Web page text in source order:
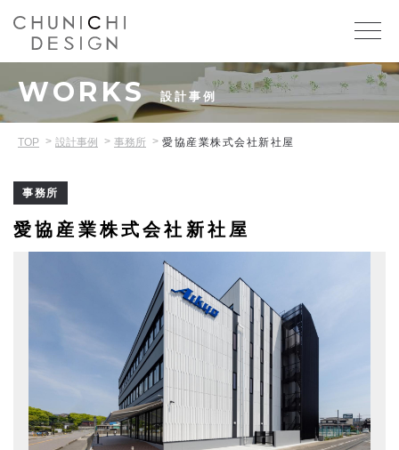
WORKS 設計事例
TOP 設計事例 事務所 愛協産業株式会社新社屋
事務所
愛協産業株式会社新社屋